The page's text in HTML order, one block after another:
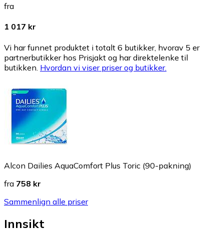
fra
1 017 kr
Vi har funnet produktet i totalt 6 butikker, hvorav 5 er
partnerbutikker hos Prisjakt og har direktelenke til
butikken. Hvordan vi viser priser og butikker.
Alcon Dailies AquaComfort Plus Toric (90-pakning)
fra 758 kr
Sammenlign alle priser
Innsikt